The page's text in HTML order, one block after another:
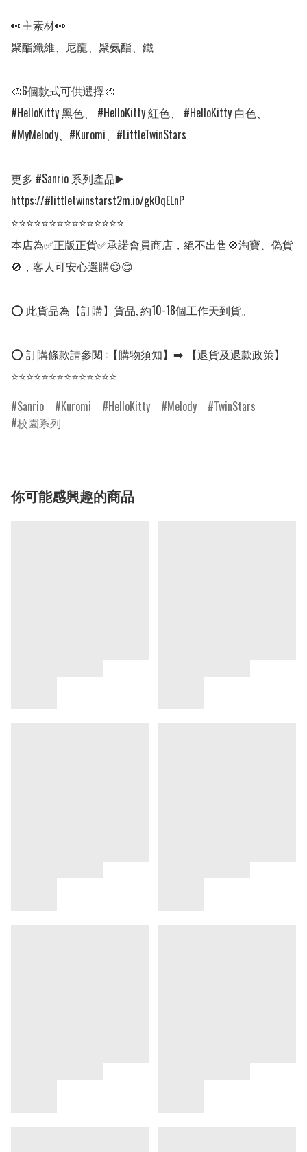
👀主素材👀
聚酯纖維、尼龍、聚氨酯、鐵
🎨6個款式可供選擇🎨
#HelloKitty 黑色、 #HelloKitty 紅色、 #HelloKitty 白色、
#MyMelody、#Kuromi、#LittleTwinStars
更多 #Sanrio 系列產品▶️
https://#littletwinstarst2m.io/gkOqELnP
⭐⭐⭐⭐⭐⭐⭐⭐⭐⭐⭐⭐⭐⭐⭐
本店為✅正版正貨✅承諾會員商店，絕不出售🚫淘寶、偽貨
🚫，客人可安心選購😊😊
⭕ 此貨品為【訂購】貨品, 約10-18個工作天到貨。
⭕ 訂購條款請參閱 :【購物須知】➡️ 【退貨及退款政策】
⭐⭐⭐⭐⭐⭐⭐⭐⭐⭐⭐⭐⭐⭐
Sanrio
Kuromi HelloKitty Melody
TwinStars
校園系列
你可能感興趣的商品